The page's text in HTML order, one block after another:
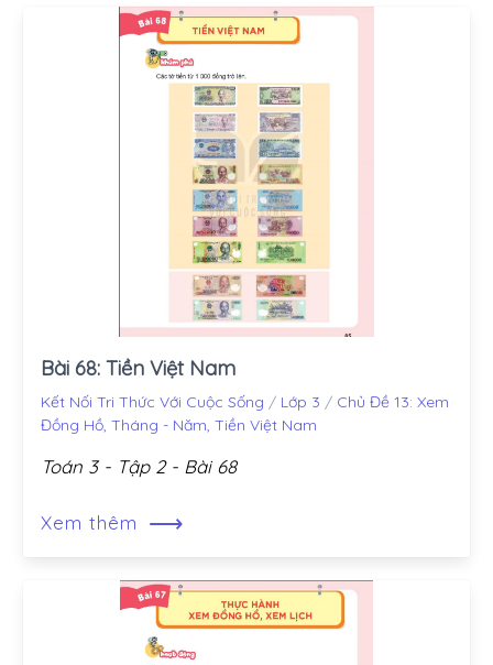
Bài 68: Tiền Việt Nam
Kết Nối Tri Thức Với Cuộc Sống / Lớp 3 / Chủ Đề 13: Xem
Đồng Hồ, Tháng - Năm, Tiền Việt Nam
Toán 3 - Tập 2 - Bài 68
Xem thêm ⟶